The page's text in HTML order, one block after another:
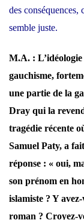
des conséquences,
semble juste.
M.A. : L’idéologie
gauchisme,
une partie de la
Dray qui la
tragédie récente
Samuel Paty, a
réponse : « oui,
son prénom en
islamiste ? Y
roman ? Croyez-